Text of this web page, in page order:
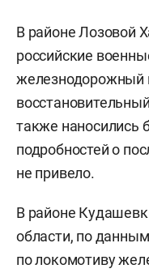
В районе Лозовой
российские
железнодорожный
также наносились
подробностей о
не привело.
В районе
области, по
по локомотиву